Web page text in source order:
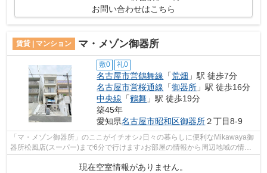
お問い合わせはこちら
賃貸 | マンション マ・メゾン御器所
敷0 礼0
名古屋市営鶴舞線 「荒畑 」駅 徒歩7分
名古屋市営桜通線 「御器所 」駅 徒歩16分
中央線 「鶴舞 」駅 徒歩19分
築45年
愛知県名古屋市昭和区御器所２丁目8-9
「マ・メゾン御器所」のここがイチオシ♪日々の暮らしに便利なMikawaya御
器所松風店(スーパー)まで6分で行けます♪お部屋の情報から周辺地域の情報
現在空室情報がありません。